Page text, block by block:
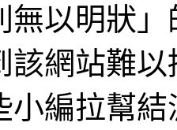
無以明狀
該網站難
小編拉幫